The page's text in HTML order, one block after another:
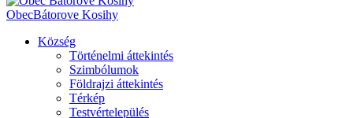
ObecBátorove Kosihy
Község
Történelmi áttekintés
Szimbólumok
Földrajzi áttekintés
Térkép
Testvértelepülés